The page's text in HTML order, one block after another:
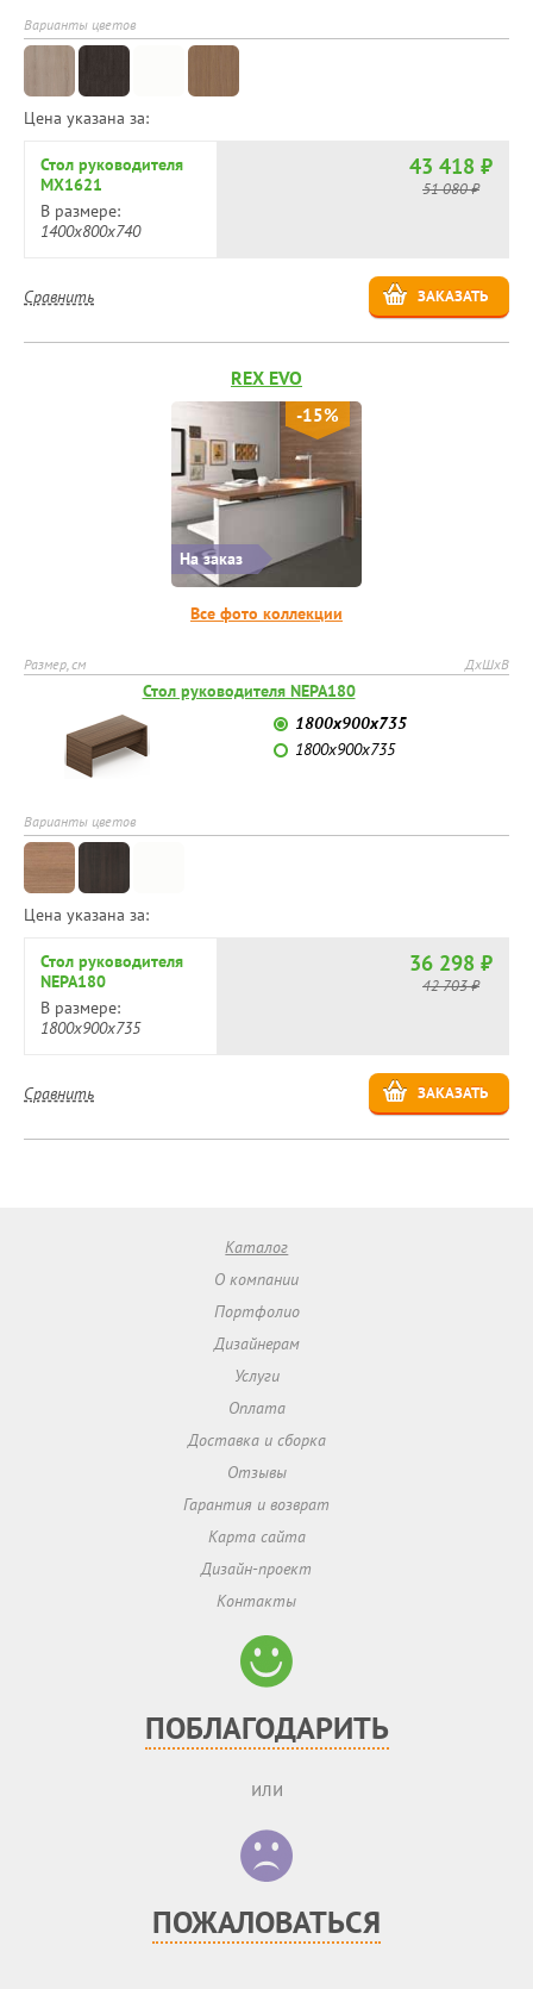
Варианты цветов
Цена указана за:
Стол руководителя
MX1621
В размере:
1400х800х740
43 418 ₽
51 080 ₽
ЗАКАЗАТЬ
Сравнить
REX EVO
На заказ
-15%
Все фото коллекции
Размер, см ДхШхВ
Стол руководителя NEPA180
1800х900х735
1800х900х735
Варианты цветов
Цена указана за:
Стол руководителя
NEPA180
В размере:
1800х900х735
36 298 ₽
42 703 ₽
ЗАКАЗАТЬ
Сравнить
Каталог
О компании
Портфолио
Дизайнерам
Услуги
Оплата
Доставка и сборка
Отзывы
Гарантия и возврат
Карта сайта
Дизайн-проект
Контакты
ПОБЛАГОДАРИТЬ
или
ПОЖАЛОВАТЬСЯ